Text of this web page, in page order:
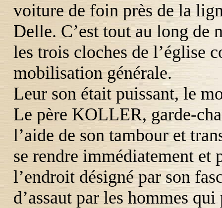
voiture de foin près de la
Delle. C’est tout au long de
les trois cloches de l’église
mobilisation générale.
Leur son était puissant, le
Le père KOLLER, garde-
l’aide de son tambour et
se rendre immédiatement et
l’endroit désigné par son
d’assaut par les hommes